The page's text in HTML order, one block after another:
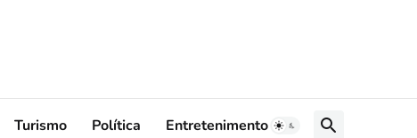
Turismo Política Entretenimento